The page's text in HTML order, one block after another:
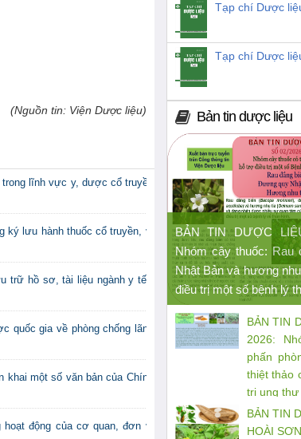
(Nguồn tin: Viện Dược liệu)
lĩnh vực y, dược cổ truyền
ký lưu hành thuốc cổ truyền, vị
trữ hồ sơ, tài liệu ngành y tế -
quốc gia về phòng chống lãng
một số văn bản của Chính
động của cơ quan, đơn vị
Tạp chí Dược
Tạp chí Dược
Bản tin dược liệu
BẢN TIN DƯỢC
Nhóm cây thuốc: Rau
Nhật Bản và hương
điều trị một số bệnh lý
BẢN TIN
2026:
phấn
thiệt thảo
trị ung thư
27/03/
BẢN TIN
HOÀI